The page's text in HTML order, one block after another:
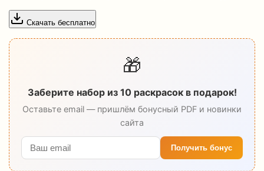
Скачать бесплатно
🎁
Заберите набор из 10 раскрасок в подарок!
Оставьте email — пришлём бонусный PDF и новинки
сайта
Получить бонус